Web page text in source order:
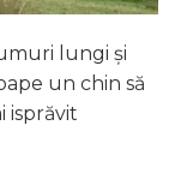
lungi și
un chin să
isprăvit